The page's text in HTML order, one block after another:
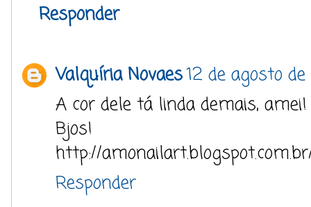
Responder
Valquíria Novaes12 de agosto
A cor dele tá linda demais, amei!
Bjos!
http://
Responder